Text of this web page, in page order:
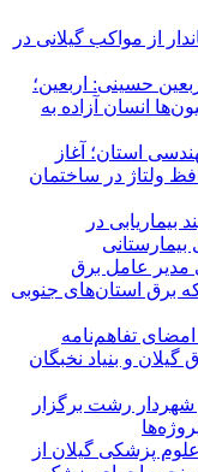
از مواکب گیلانی در
حسینی: اربعین؛
انسان آزاده به
استان؛ آغاز
ولتاژ در ساختمان
در
مدیر عامل برق
برق استان‌های جنوبی
تفاهم‌نامه
و بنیاد نخبگان
رشت برگزار
پزشکی گیلان از